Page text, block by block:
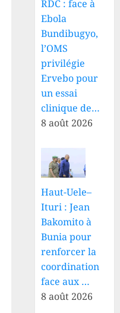
RDC : face à
Ebola
Bundibugyo,
l’OMS
privilégie
Ervebo pour
un essai
clinique de…
8 août 2026
Haut-Uele–
Ituri : Jean
Bakomito à
Bunia pour
renforcer la
coordination
face aux …
8 août 2026